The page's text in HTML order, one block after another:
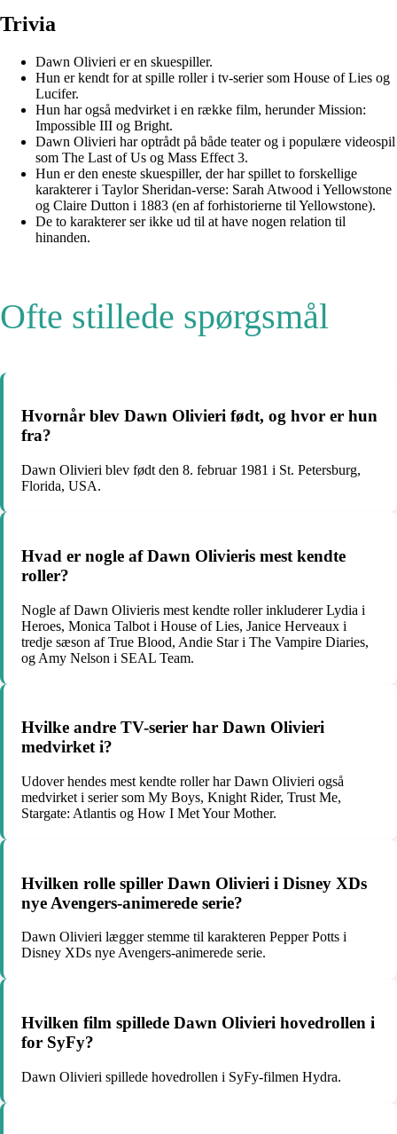
Trivia
Dawn Olivieri er en skuespiller.
Hun er kendt for at spille roller i tv-serier som House of Lies og
Lucifer.
Hun har også medvirket i en række film, herunder Mission:
Impossible III og Bright.
Dawn Olivieri har optrådt på både teater og i populære videospil
som The Last of Us og Mass Effect 3.
Hun er den eneste skuespiller, der har spillet to forskellige
karakterer i Taylor Sheridan-verse: Sarah Atwood i Yellowstone
og Claire Dutton i 1883 (en af forhistorierne til Yellowstone).
De to karakterer ser ikke ud til at have nogen relation til
hinanden.
Ofte stillede spørgsmål
Hvornår blev Dawn Olivieri født, og hvor er hun
fra?
Dawn Olivieri blev født den 8. februar 1981 i St. Petersburg,
Florida, USA.
Hvad er nogle af Dawn Olivieris mest kendte
roller?
Nogle af Dawn Olivieris mest kendte roller inkluderer Lydia i
Heroes, Monica Talbot i House of Lies, Janice Herveaux i
tredje sæson af True Blood, Andie Star i The Vampire Diaries,
og Amy Nelson i SEAL Team.
Hvilke andre TV-serier har Dawn Olivieri
medvirket i?
Udover hendes mest kendte roller har Dawn Olivieri også
medvirket i serier som My Boys, Knight Rider, Trust Me,
Stargate: Atlantis og How I Met Your Mother.
Hvilken rolle spiller Dawn Olivieri i Disney XDs
nye Avengers-animerede serie?
Dawn Olivieri lægger stemme til karakteren Pepper Potts i
Disney XDs nye Avengers-animerede serie.
Hvilken film spillede Dawn Olivieri hovedrollen i
for SyFy?
Dawn Olivieri spillede hovedrollen i SyFy-filmen Hydra.